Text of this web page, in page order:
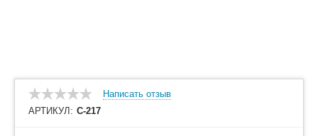
Написать отзыв
АРТИКУЛ: С-217